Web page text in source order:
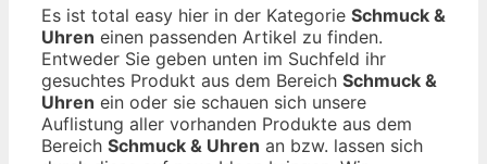
Es ist total easy hier in der Kategorie Schmuck &
Uhren einen passenden Artikel zu finden.
Entweder Sie geben unten im Suchfeld ihr
gesuchtes Produkt aus dem Bereich Schmuck &
Uhren ein oder sie schauen sich unsere
Auflistung aller vorhanden Produkte aus dem
Bereich Schmuck & Uhren an bzw. lassen sich